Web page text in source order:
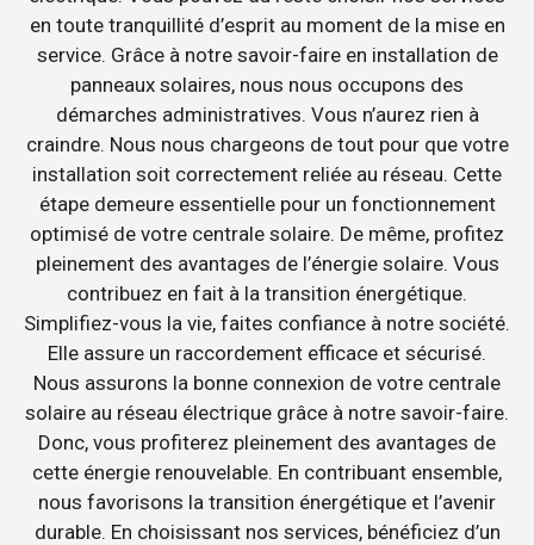
en toute tranquillité d’esprit au moment de la mise en
service. Grâce à notre savoir-faire en installation de
panneaux solaires, nous nous occupons des
démarches administratives. Vous n’aurez rien à
craindre. Nous nous chargeons de tout pour que votre
installation soit correctement reliée au réseau. Cette
étape demeure essentielle pour un fonctionnement
optimisé de votre centrale solaire. De même, profitez
pleinement des avantages de l’énergie solaire. Vous
contribuez en fait à la transition énergétique.
Simplifiez-vous la vie, faites confiance à notre société.
Elle assure un raccordement efficace et sécurisé.
Nous assurons la bonne connexion de votre centrale
solaire au réseau électrique grâce à notre savoir-faire.
Donc, vous profiterez pleinement des avantages de
cette énergie renouvelable. En contribuant ensemble,
nous favorisons la transition énergétique et l’avenir
durable. En choisissant nos services, bénéficiez d’un